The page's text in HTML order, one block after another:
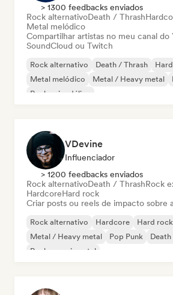
> 1300 feedbacks enviados
Rock alternativoDeath / Thrash
Metal melódico
Compartilhar artistas no meu canal do
SoundCloud ou Twitch
Rock alternativo Death / Thrash
Metal melódico
Metal / Heavy metal
Rock psicodélico
VDevine
Influenciador
> 1200 feedbacks enviados
Rock alternativoDeath / ThrashRock
HardcoreHard rock
Criar posts ou reels de impacto sobre
Rock alternativo Hardcore Hard rock
Metal / Heavy metal
Pop Punk
Rock experimental